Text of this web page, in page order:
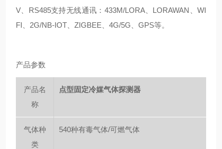
V、RS485支持无线通讯：433M/LORA、LORAWAN、WI
FI、2G/NB-IOT、ZIGBEE、4G/5G、GPS等。
产品参数
产品名
称
点型固定冷媒气体探测器
气体种
类
540种有毒气体/可燃气体